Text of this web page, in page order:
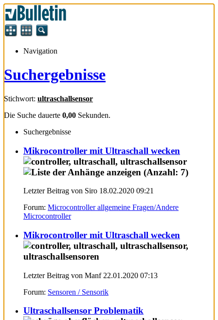
Navigation
Suchergebnisse
Stichwort: ultraschallsensor
Die Suche dauerte 0,00 Sekunden.
Suchergebnisse
Mikrocontroller mit Ultraschall wecken
Letzter Beitrag von Siro 18.02.2020 09:21
Forum: Microcontroller allgemeine Fragen/Andere
Microcontroller
Mikrocontroller mit Ultraschall wecken
Letzter Beitrag von Manf 22.01.2020 07:13
Forum: Sensoren / Sensorik
Ultraschallsensor Problematik